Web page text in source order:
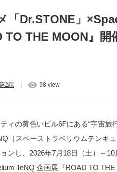
「Dr.STONE」
TO THE MOON』
2課 98 view
ィの黄色いビル6Fにある“宇宙旅
（スペーストラベリウムテンキ
ンし、2026年7月18日（土）～
TeNQ 企画展『ROAD TO